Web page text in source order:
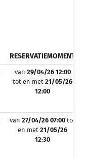
RESERVATIEMOMENT
van 29/04/26 12:00
tot en met 21/05/26
12:00
van 27/04/26 07:00 tot
en met 21/05/26
12:30